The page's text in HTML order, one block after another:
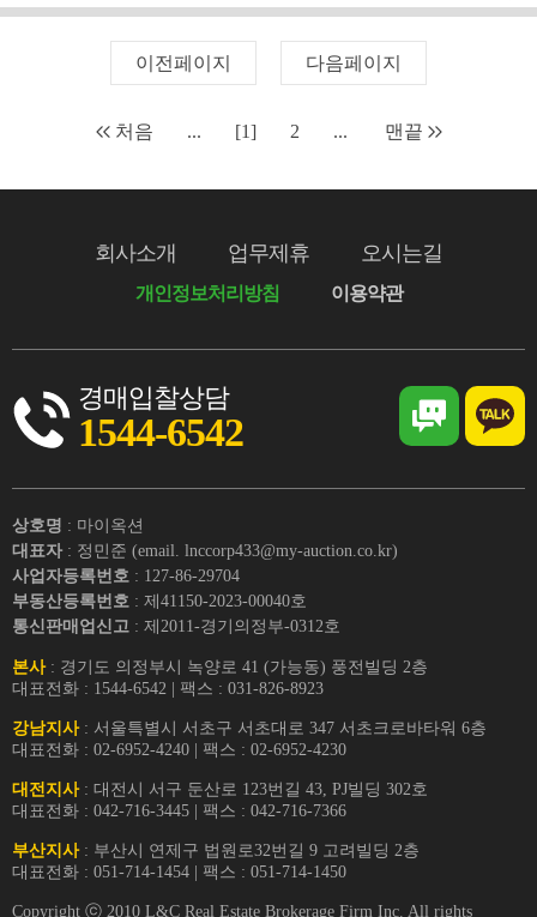
이전페이지 다음페이지
처음 ... [1] 2 ... 맨끝
회사소개 업무제휴 오시는길
개인정보처리방침 이용약관
경매입찰상담
1544-6542
상호명 : 마이옥션
대표자 : 정민준 (email. lnccorp433@my-auction.co.kr)
사업자등록번호 : 127-86-29704
부동산등록번호 : 제41150-2023-00040호
통신판매업신고 : 제2011-경기의정부-0312호
본사: 경기도 의정부시 녹양로 41 (가능동) 풍전빌딩 2층
대표전화 : 1544-6542 | 팩스 : 031-826-8923
강남지사: 서울특별시 서초구 서초대로 347 서초크로바타워 6층
대표전화 : 02-6952-4240 | 팩스 : 02-6952-4230
대전지사: 대전시 서구 둔산로 123번길 43, PJ빌딩 302호
대표전화 : 042-716-3445 | 팩스 : 042-716-7366
부산지사: 부산시 연제구 법원로32번길 9 고려빌딩 2층
대표전화 : 051-714-1454 | 팩스 : 051-714-1450
Copyright ⓒ 2010 L&C Real Estate Brokerage Firm Inc. All rights